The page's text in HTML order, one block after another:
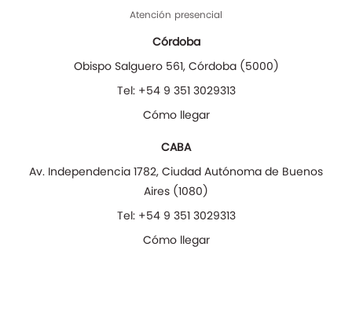
Atención presencial
Córdoba
Obispo Salguero 561, Córdoba(5000)
Tel: +54 9 351 3029313
Cómo llegar
CABA
Av. Independencia 1782, Ciudad Autónoma de Buenos
Aires (1080)
Tel: +54 9 351 3029313
Cómo llegar